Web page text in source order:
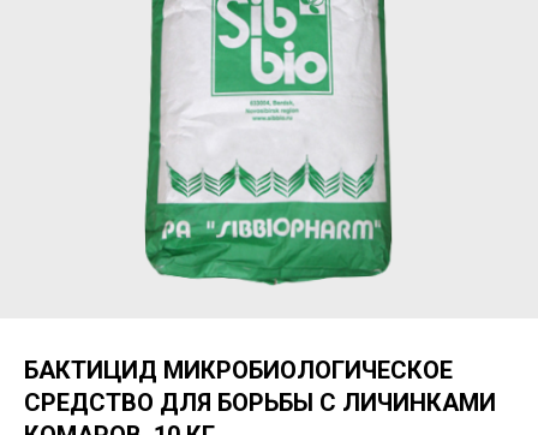
БАКТИЦИД МИКРОБИОЛОГИЧЕСКОЕ
СРЕДСТВО ДЛЯ БОРЬБЫ С ЛИЧИНКАМИ